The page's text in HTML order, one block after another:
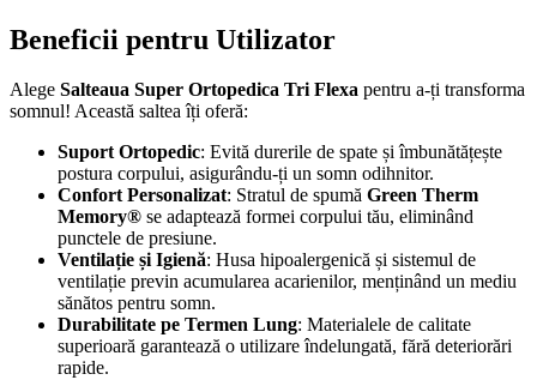
Beneficii pentru Utilizator
Alege Salteaua Super Ortopedica Tri Flexa pentru a-ți transforma
somnul! Această saltea îți oferă:
Suport Ortopedic: Evită durerile de spate și îmbunătățește
postura corpului, asigurându-ți un somn odihnitor.
Confort Personalizat: Stratul de spumă Green Therm
Memory® se adaptează formei corpului tău, eliminând
punctele de presiune.
Ventilație și Igienă: Husa hipoalergenică și sistemul de
ventilație previn acumularea acarienilor, menținând un mediu
sănătos pentru somn.
Durabilitate pe Termen Lung: Materialele de calitate
superioară garantează o utilizare îndelungată, fără deteriorări
rapide.